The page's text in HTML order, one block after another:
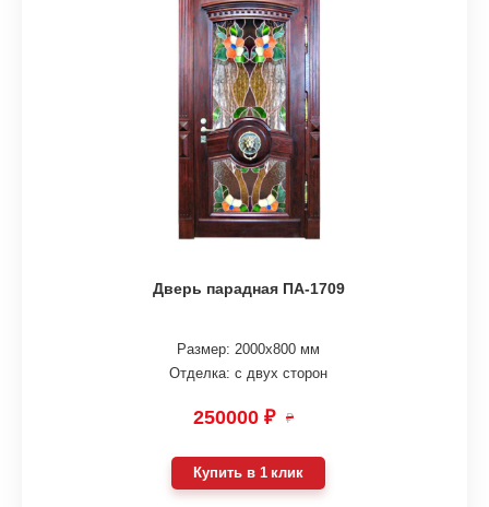
Дверь парадная ПА-1709
Размер: 2000х800 мм
Отделка: с двух сторон
250000 ₽ ₽
Купить в 1 клик